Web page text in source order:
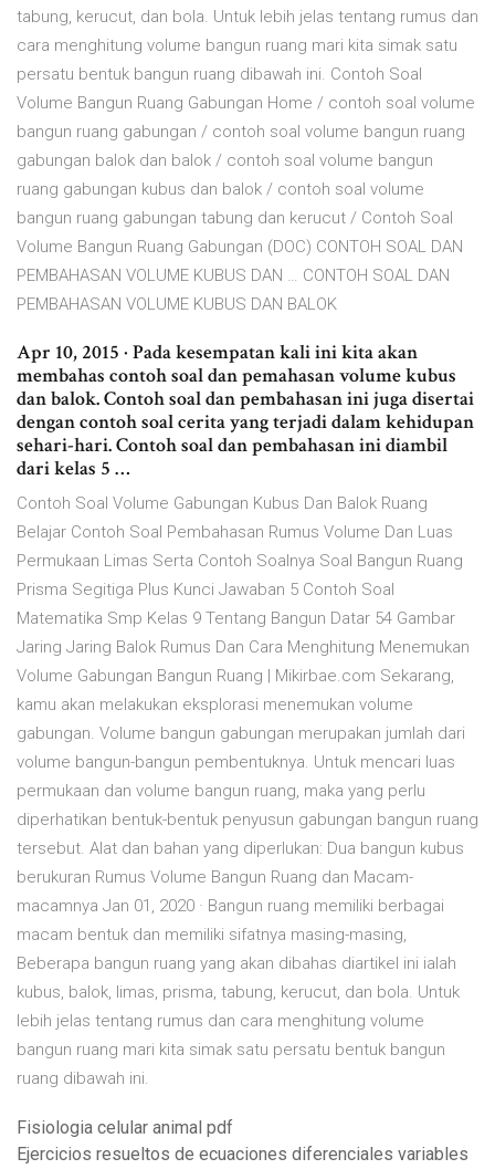
tabung, kerucut, dan bola. Untuk lebih jelas tentang rumus dan
cara menghitung volume bangun ruang mari kita simak satu
persatu bentuk bangun ruang dibawah ini. Contoh Soal
Volume Bangun Ruang Gabungan Home / contoh soal volume
bangun ruang gabungan / contoh soal volume bangun ruang
gabungan balok dan balok / contoh soal volume bangun
ruang gabungan kubus dan balok / contoh soal volume
bangun ruang gabungan tabung dan kerucut / Contoh Soal
Volume Bangun Ruang Gabungan (DOC) CONTOH SOAL DAN
PEMBAHASAN VOLUME KUBUS DAN … CONTOH SOAL DAN
PEMBAHASAN VOLUME KUBUS DAN BALOK
Apr 10, 2015 · Pada kesempatan kali ini kita akan
membahas contoh soal dan pemahasan volume kubus
dan balok. Contoh soal dan pembahasan ini juga disertai
dengan contoh soal cerita yang terjadi dalam kehidupan
sehari-hari. Contoh soal dan pembahasan ini diambil
dari kelas 5 …
Contoh Soal Volume Gabungan Kubus Dan Balok Ruang
Belajar Contoh Soal Pembahasan Rumus Volume Dan Luas
Permukaan Limas Serta Contoh Soalnya Soal Bangun Ruang
Prisma Segitiga Plus Kunci Jawaban 5 Contoh Soal
Matematika Smp Kelas 9 Tentang Bangun Datar 54 Gambar
Jaring Jaring Balok Rumus Dan Cara Menghitung Menemukan
Volume Gabungan Bangun Ruang | Mikirbae.com Sekarang,
kamu akan melakukan eksplorasi menemukan volume
gabungan. Volume bangun gabungan merupakan jumlah dari
volume bangun-bangun pembentuknya. Untuk mencari luas
permukaan dan volume bangun ruang, maka yang perlu
diperhatikan bentuk-bentuk penyusun gabungan bangun ruang
tersebut. Alat dan bahan yang diperlukan: Dua bangun kubus
berukuran Rumus Volume Bangun Ruang dan Macam-
macamnya Jan 01, 2020 · Bangun ruang memiliki berbagai
macam bentuk dan memiliki sifatnya masing-masing,
Beberapa bangun ruang yang akan dibahas diartikel ini ialah
kubus, balok, limas, prisma, tabung, kerucut, dan bola. Untuk
lebih jelas tentang rumus dan cara menghitung volume
bangun ruang mari kita simak satu persatu bentuk bangun
ruang dibawah ini.
Fisiologia celular animal pdf
Ejercicios resueltos de ecuaciones diferenciales variables